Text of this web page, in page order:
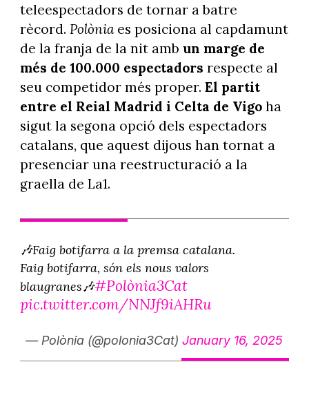
teleespectadors de tornar a batre
rècord. Polòniaes posiciona al capdamunt
de la franja de la nit amb un marge de
més de 100.000 espectadors respecte al
seu competidor més proper. El partit
entre el Reial Madrid i Celta de Vigoha
sigut la segona opció dels espectadors
catalans, que aquest dijous han tornat a
presenciar una reestructuració a la
graella de La1.
🎶Faig botifarra a la premsa catalana.
Faig botifarra, són els nous valors
blaugranes🎶#Polònia3Cat
pic.twitter.com/NNJf9iAHRu
— Polònia (@polonia3Cat)January 16, 2025